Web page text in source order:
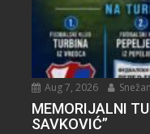
Aug 7, 2026
MEMORIJALNI
SAVKOVIĆ”